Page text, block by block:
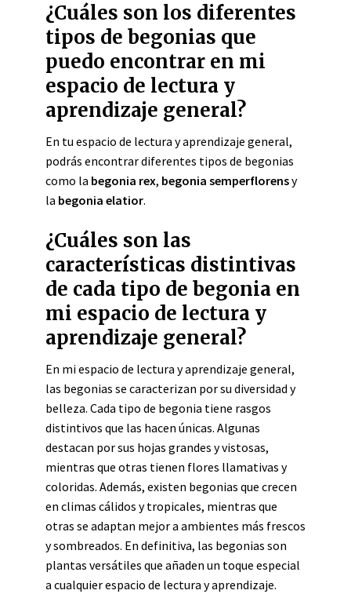
¿Cuáles son los diferentes
tipos de begonias que
puedo encontrar en mi
espacio de lectura y
aprendizaje general?
En tu espacio de lectura y aprendizaje general,
podrás encontrar diferentes tipos de begonias
como la begonia rex, begonia semperflorensy
la begonia elatior.
¿Cuáles son las
características distintivas
de cada tipo de begonia en
mi espacio de lectura y
aprendizaje general?
En mi espacio de lectura y aprendizaje general,
las begonias se caracterizan por su diversidad y
belleza. Cada tipo de begonia tiene rasgos
distintivos que las hacen únicas. Algunas
destacan por sus hojas grandes y vistosas,
mientras que otras tienen flores llamativas y
coloridas. Además, existen begonias que crecen
en climas cálidos y tropicales, mientras que
otras se adaptan mejor a ambientes más frescos
y sombreados. En definitiva, las begonias son
plantas versátiles que añaden un toque especial
a cualquier espacio de lectura y aprendizaje.